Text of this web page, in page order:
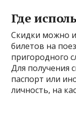
Где
Скидки можно
билетов на
пригородного
Для получения
паспорт или
личность, на